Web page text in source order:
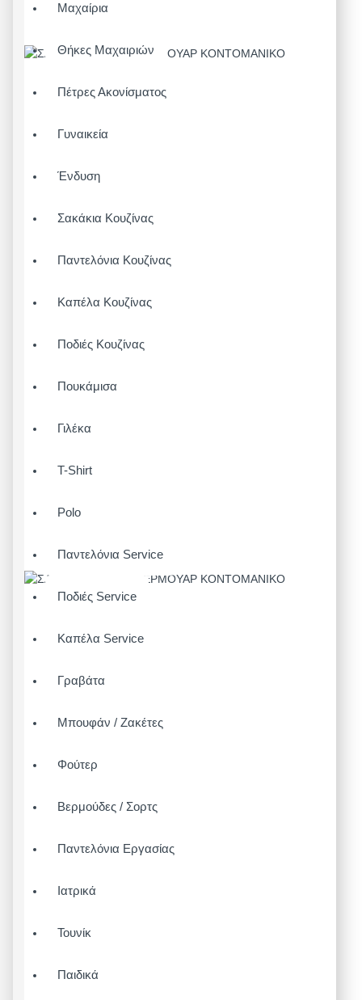
Μαχαίρια
Θήκες Μαχαιριών
Πέτρες Ακονίσματος
Γυναικεία
Ένδυση
Σακάκια Κουζίνας
Παντελόνια Κουζίνας
Καπέλα Κουζίνας
Ποδιές Κουζίνας
Πουκάμισα
Γιλέκα
T-Shirt
Polo
Παντελόνια Service
Ποδιές Service
Καπέλα Service
Γραβάτα
Μπουφάν / Ζακέτες
Φούτερ
Βερμούδες / Σορτς
Παντελόνια Εργασίας
Ιατρικά
Τουνίκ
Παιδικά